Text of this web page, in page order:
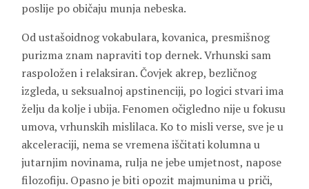
poslije po običaju munja nebeska.
Od ustašoidnog vokabulara, kovanica, presmišnog
purizma znam napraviti top dernek. Vrhunski sam
raspoložen i relaksiran. Čovjek akrep, bezličnog
izgleda, u seksualnoj apstinenciji, po logici stvari ima
želju da kolje i ubija. Fenomen očigledno nije u fokusu
umova, vrhunskih mislilaca. Ko to misli verse, sve je u
akceleraciji, nema se vremena iščitati kolumna u
jutarnjim novinama, rulja ne jebe umjetnost, napose
filozofiju. Opasno je biti opozit majmunima u priči,